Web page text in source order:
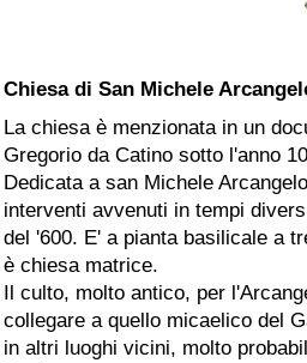
Chiesa di San Michele
La chiesa è menzionata in un
Gregorio da Catino sotto l'anno
Dedicata a san Michele
interventi avvenuti in tempi
del '600. E' a pianta basilicale a
è chiesa matrice.
Il culto, molto antico, per
collegare a quello micaelico del
in altri luoghi vicini, molto